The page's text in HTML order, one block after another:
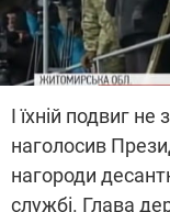
І їхній подвиг
наголосив
нагороди
службі. Глава